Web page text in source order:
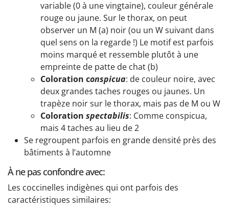
variable (0 à une vingtaine), couleur générale
rouge ou jaune. Sur le thorax, on peut
observer un M (a) noir (ou un W suivant dans
quel sens on la regarde !) Le motif est parfois
moins marqué et ressemble plutôt à une
empreinte de patte de chat (b)
Coloration conspicua: de couleur noire, avec
deux grandes taches rouges ou jaunes. Un
trapèze noir sur le thorax, mais pas de M ou W
Coloration spectabilis: Comme conspicua,
mais 4 taches au lieu de 2
Se regroupent parfois en grande densité près des
bâtiments à l’automne
À ne pas confondre avec:
Les coccinelles indigènes qui ont parfois des
caractéristiques similaires: